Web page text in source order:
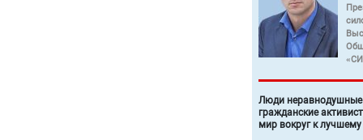
Люди неравнодушные
гражданские
мир вокруг к лучшему